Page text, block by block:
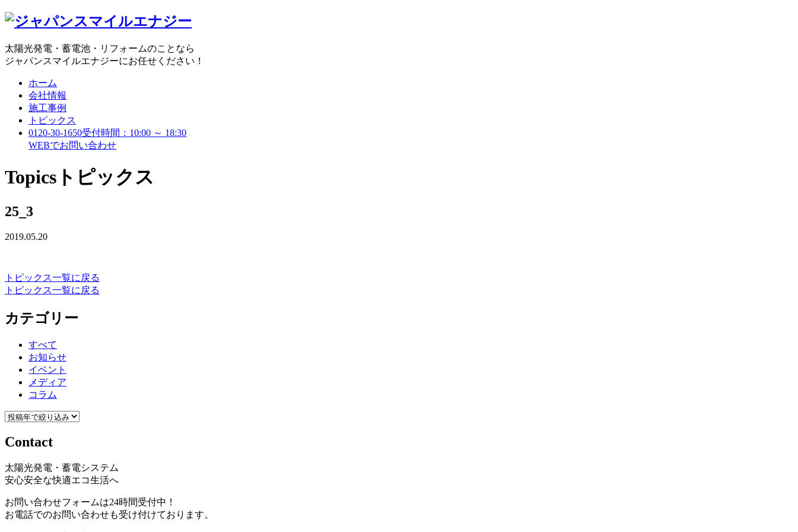
太陽光発電・蓄電池・リフォームのことなら
ジャパンスマイルエナジーにお任せください！
ホーム
会社情報
施工事例
トピックス
0120-30-1650受付時間：10:00 ～ 18:30
WEBでお問い合わせ
Topics トピックス
25_3
2019.05.20
トピックス一覧に戻る
トピックス一覧に戻る
カテゴリー
すべて
お知らせ
イベント
メディア
コラム
Contact
太陽光発電・蓄電システム
安心安全な快適エコ生活へ
お問い合わせフォームは24時間受付中！
お電話でのお問い合わせも受け付けております。